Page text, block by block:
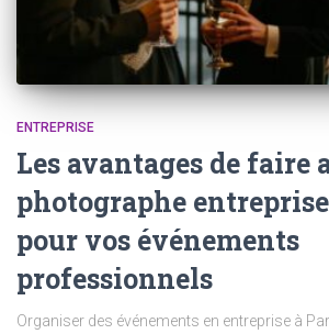
ENTREPRISE
Les avantages de faire
photographe
pour vos événements
professionnels
Organiser des événements en entreprise à